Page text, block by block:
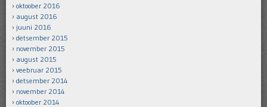
oktoober 2016
august 2016
juuni 2016
detsember 2015
november 2015
august 2015
veebruar 2015
detsember 2014
november 2014
oktoober 2014